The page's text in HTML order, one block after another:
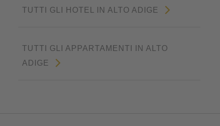
TUTTI GLI HOTEL IN ALTO ADIGE
TUTTI GLI APPARTAMENTI IN ALTO
ADIGE